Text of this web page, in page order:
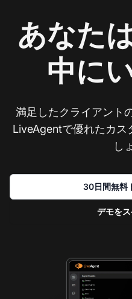
あなた
中に
満足したクライアント
LiveAgentで優れたカス
し
30日間無料
デモを